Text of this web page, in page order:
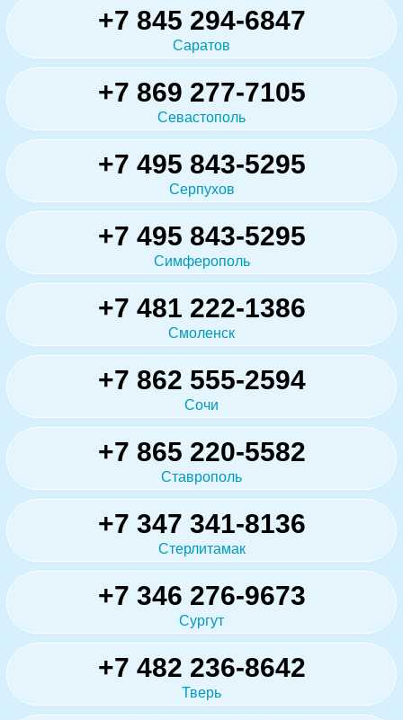
+7 845 294-6847
Саратов
+7 869 277-7105
Севастополь
+7 495 843-5295
Серпухов
+7 495 843-5295
Симферополь
+7 481 222-1386
Смоленск
+7 862 555-2594
Сочи
+7 865 220-5582
Ставрополь
+7 347 341-8136
Стерлитамак
+7 346 276-9673
Сургут
+7 482 236-8642
Тверь